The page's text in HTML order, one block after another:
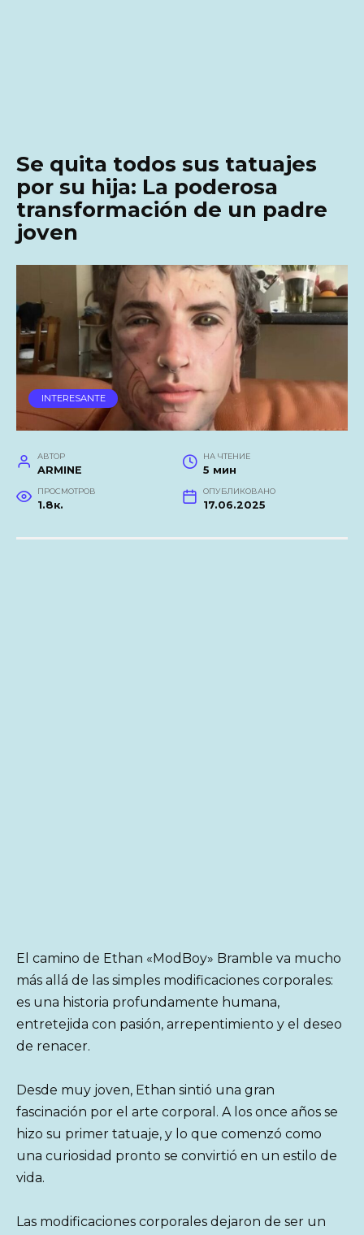
Se quita todos sus tatuajes
por su hija: La poderosa
transformación de un padre
joven
INTERESANTE
АВТОР
ARMINE
НА ЧТЕНИЕ
5 мин
ПРОСМОТРОВ
1.8к.
ОПУБЛИКОВАНО
17.06.2025
El camino de Ethan «ModBoy» Bramble va mucho
más allá de las simples modificaciones corporales:
es una historia profundamente humana,
entretejida con pasión, arrepentimiento y el deseo
de renacer.
Desde muy joven, Ethan sintió una gran
fascinación por el arte corporal. A los once años se
hizo su primer tatuaje, y lo que comenzó como
una curiosidad pronto se convirtió en un estilo de
vida.
Las modificaciones corporales dejaron de ser un